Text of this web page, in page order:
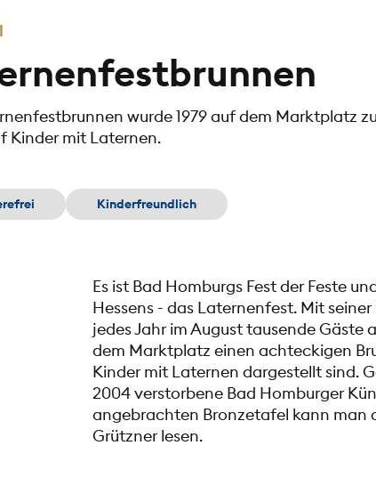
wurde 1979 auf dem Marktplatz
Kinder mit Laternen.
Kinderfreundlich
Es ist Bad Homburgs Fest der Feste
Hessens - das Laternenfest. Mit
jedes Jahr im August tausende Gäste
dem Marktplatz einen achteckigen
Kinder mit Laternen dargestellt sind.
2004 verstorbene Bad Homburger
angebrachten Bronzetafel kann man
Grützner lesen.